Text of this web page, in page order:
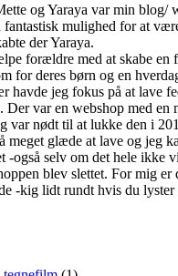
og Yaraya var min blog/
fantastisk mulighed for at
der Yaraya.
forældre med at skabe en
for deres børn og en
havde jeg fokus på at lave
Der var en webshop med en
var nødt til at lukke den i
meget glæde at lave og jeg
-også selv om det hele ikke
blev slettet. For mig er
-kig lidt rundt hvis du lyster